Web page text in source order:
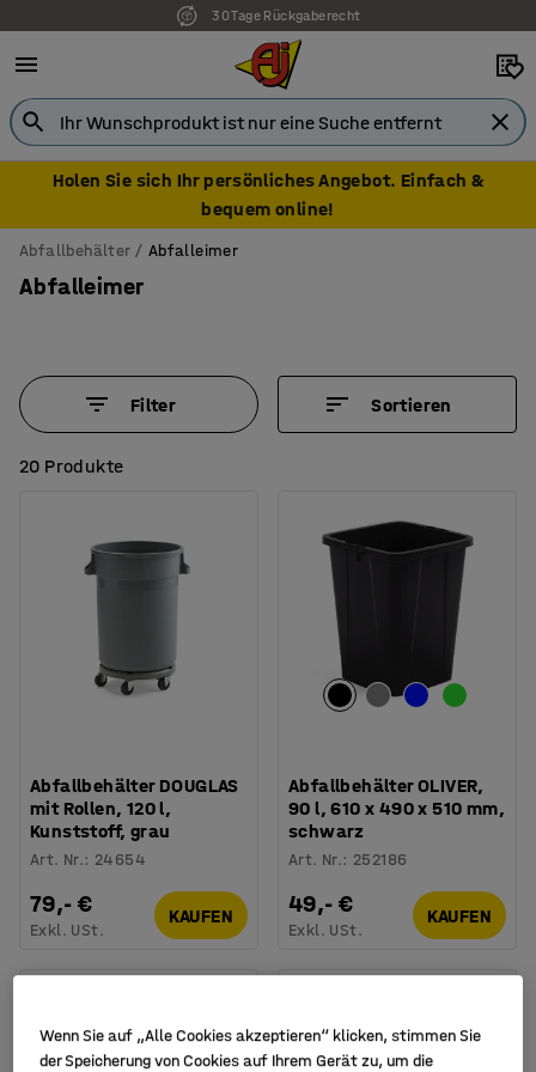
7 Jahre Garantie
Holen Sie sich Ihr persönliches Angebot. Einfach &
bequem online!
Abfallbehälter Abfalleimer
Abfalleimer
Filter Sortieren
20 Produkte
Abfallbehälter DOUGLAS
mit Rollen, 120 l,
Kunststoff, grau
Art. Nr.: 24654
79,- €
Exkl. USt.
KAUFEN
Abfallbehälter OLIVER,
90 l, 610 x 490 x 510 mm,
schwarz
Art. Nr.: 252186
49,- €
Exkl. USt.
KAUFEN
Wenn Sie auf „Alle Cookies akzeptieren“ klicken, stimmen Sie
der Speicherung von Cookies auf Ihrem Gerät zu, um die